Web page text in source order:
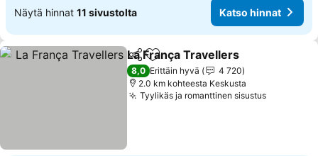
Näytä hinnat 11 sivustolta Katso hinnat
Jaa Lisää suosikkeihin
La França Travellers
8,0 Erittäin hyvä
4 720
2.0 km kohteesta Keskusta
Tyylikäs ja romanttinen sisustusKatso